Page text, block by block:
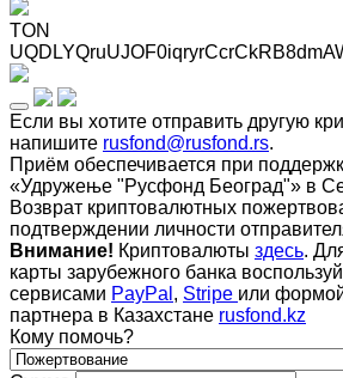
TON
Если вы хотите отправить другую
напишите rusfond@rusfond.rs.
Приём обеспечивается при
«Удружење "Русфонд Београд"» в
Возврат криптовалютных
подтверждении личности
Внимание! Криптовалюты здесь.
карты зарубежного банка
сервисами PayPal , Stripe или
партнера в Казахстане rusfond.kz
Кому помочь?